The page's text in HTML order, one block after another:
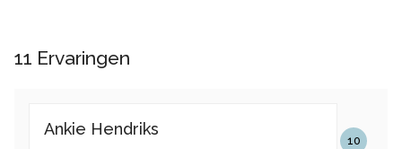
11 Ervaringen
10
Ankie Hendriks